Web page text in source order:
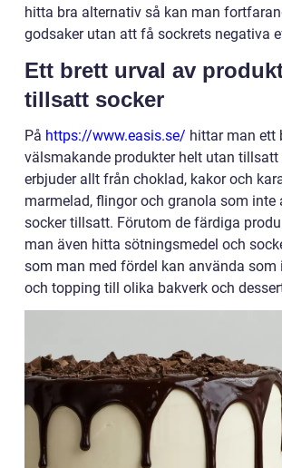
hitta bra alternativ så kan man
godsaker utan att få sockrets negativa
Ett brett urval av
tillsatt socker
På https://www.easis.se/ hittar man ett
välsmakande produkter helt utan tillsatt
erbjuder allt från choklad, kakor och
marmelad, flingor och granola som inte
socker tillsatt. Förutom de färdiga
man även hitta sötningsmedel och
som man med fördel kan använda som
och topping till olika bakverk och